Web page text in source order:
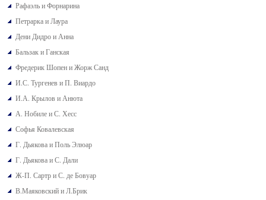
Рафаэль и Форнарина
Петрарка и Лаура
Дени Дидро и Анна
Бальзак и Ганская
Фредерик Шопен и Жорж Санд
И.С. Тургенев и П. Виардо
И.А. Крылов и Анюта
А. Нобиле и С. Хесс
Софья Ковалевская
Г. Дьякова и Поль Элюар
Г. Дьякова и С. Дали
Ж-П. Сартр и С. де Бовуар
В.Маяковский и Л.Брик